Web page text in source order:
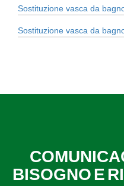
Sostituzione vasca da
Sostituzione vasca da
BISOGNO E